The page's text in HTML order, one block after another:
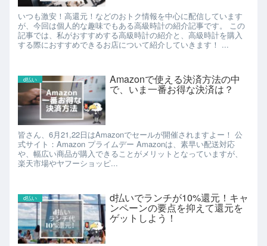
いつも激安！高還元！などのおトク情報を中心に配信しています
が、今回は個人的な趣味でもある高級時計の紹介記事です。 この
記事では、私がおすすめする高級時計の紹介と、高級時計を購入
する際におすすめできるお店について紹介していきます！ ...
d払い Amazonで使える決済方法の中
で、いま一番お得な決済は？
皆さん、6月21,22日はAmazonでセールが開催されますよー！ 公
式サイト：Amazon プライムデー Amazonは、素早い配送対応
や、幅広い商品が購入できることがメリットとなっていますが、
楽天市場やヤフーショッピ...
d払い d払いでランチが10%還元！キャ
ンペーンの要点を抑えて還元を
ゲットしよう！